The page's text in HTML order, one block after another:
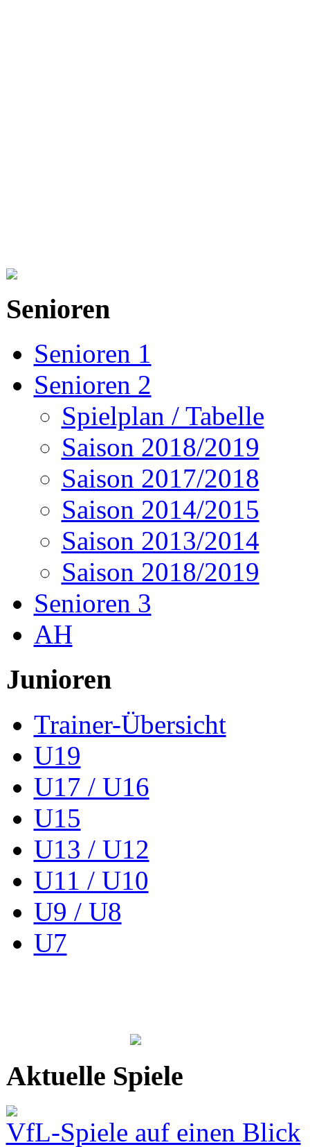
Senioren
Senioren 1
Senioren 2
Spielplan / Tabelle
Saison 2018/2019
Saison 2017/2018
Saison 2014/2015
Saison 2013/2014
Saison 2018/2019
Senioren 3
AH
Junioren
Trainer-Übersicht
U19
U17 / U16
U15
U13 / U12
U11 / U10
U9 / U8
U7
Aktuelle Spiele
VfL-Spiele auf einen Blick